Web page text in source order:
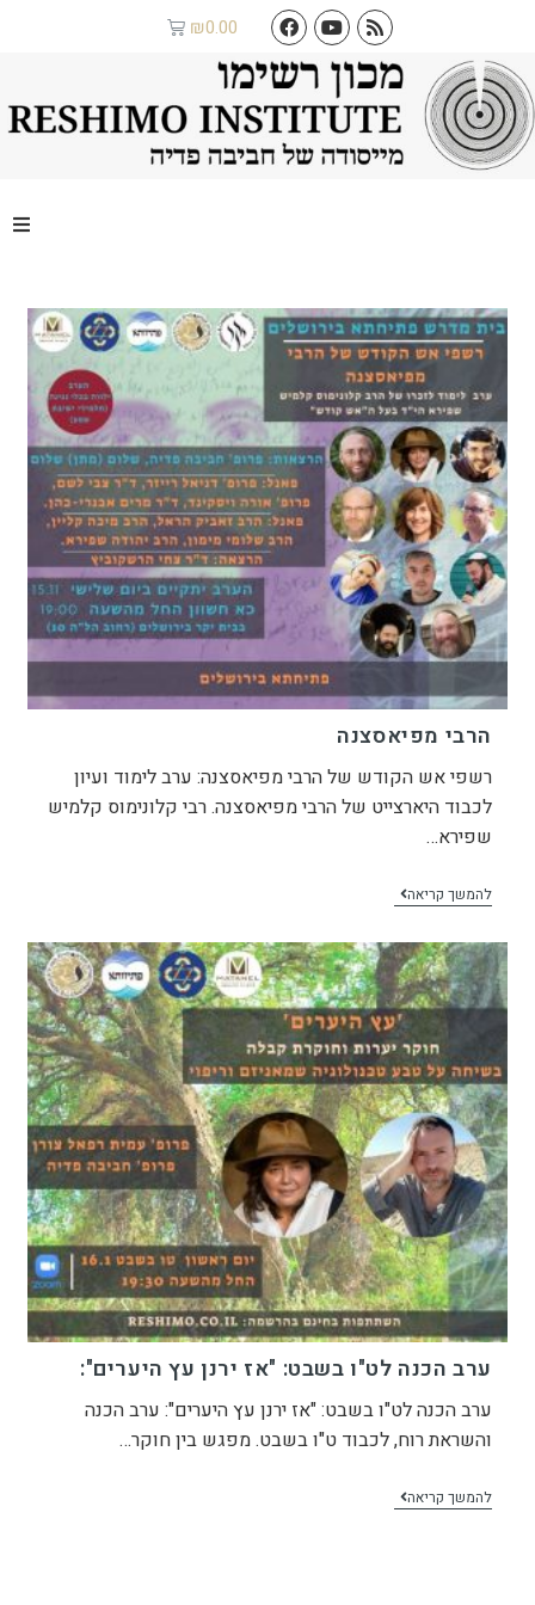
₪0.00
הרבי מפיאסצנה
רשפי אש הקודש של הרבי מפיאסצנה: ערב לימוד ועיון
לכבוד היארצייט של הרבי מפיאסצנה. רבי קלונימוס קלמיש
שפירא…
להמשך קריאה
ערב הכנה לט"ו בשבט: "אז ירנן עץ היערים":
ערב הכנה לט"ו בשבט: "אז ירנן עץ היערים": ערב הכנה
והשראת רוח, לכבוד ט"ו בשבט. מפגש בין חוקר…
להמשך קריאה